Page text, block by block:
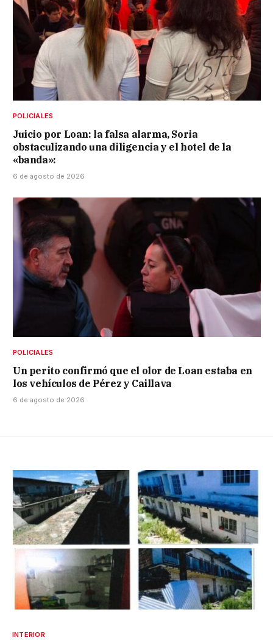
POLICIALES
Juicio por Loan: la falsa alarma, Soria
obstaculizando una diligencia y el hotel de la
«banda»:
6 de agosto de 2026
POLICIALES
Un perito confirmó que el olor de Loan estaba en
los vehículos de Pérez y Caillava
6 de agosto de 2026
INTERIOR